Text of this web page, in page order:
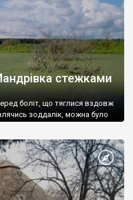
стежками
боліт, що тяглися вздовж
зоддалік, можна було